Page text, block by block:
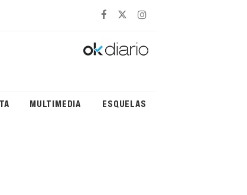
MULTIMEDIA ESQUELAS